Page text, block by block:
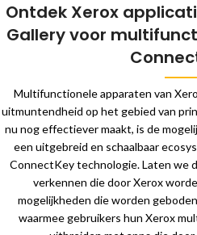
Ontdek Xerox
Gallery voor
Multifunctionele apparaten van
uitmuntendheid op het gebied van
nu nog effectiever maakt, is de
een uitgebreid en schaalbaar
ConnectKey technologie. Laten we
verkennen die door Xerox
mogelijkheden die worden
waarmee gebruikers hun Xerox